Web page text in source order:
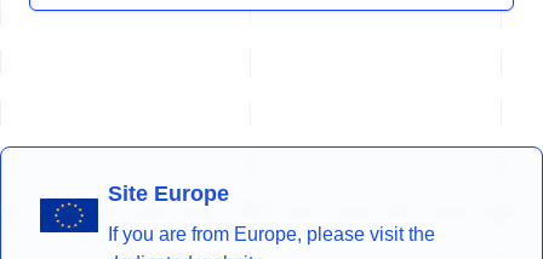
Site Europe
If you are from Europe, please visit the